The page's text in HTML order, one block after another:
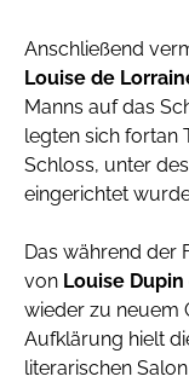
Anschließend
Louise de
Manns auf das
legten sich fortan
Schloss, unter
eingerichtet
Das während der
von Louise Dupin
wieder zu neuem
Aufklärung hielt
literarischen